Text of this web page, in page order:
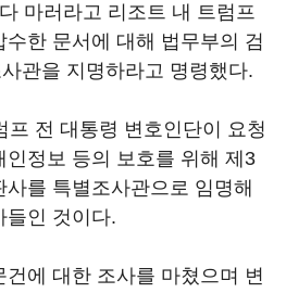
마러라고 리조트 내 트럼프
한 문서에 대해 법무부의 검
관을 지명하라고 명령했다.
프 전 대통령 변호인단이 요청
인정보 등의 보호를 위해 제3
를 특별조사관으로 임명해
들인 것이다.
에 대한 조사를 마쳤으며 변